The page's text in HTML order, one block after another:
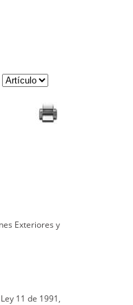
Exteriores y
11 de 1991,